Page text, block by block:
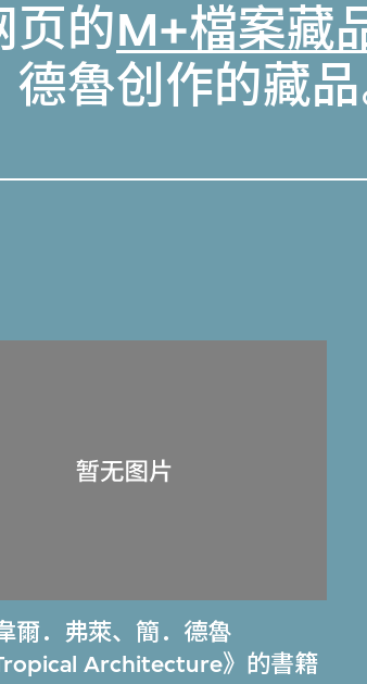
页的M+檔案藏
德魯创作的藏
爾．弗萊、簡．德魯
Architecture》的書籍